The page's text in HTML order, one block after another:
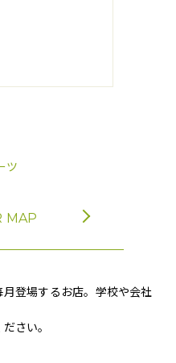
ツ
MAP
登場するお店。学校や会社
さい。